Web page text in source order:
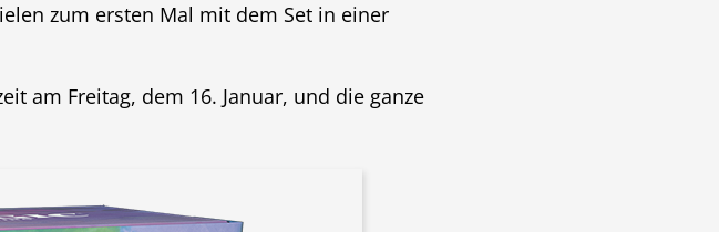
zum ersten Mal mit dem Set in einer
am Freitag, dem 16. Januar, und die ganze